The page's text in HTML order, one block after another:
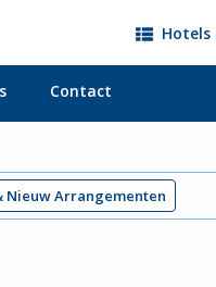
Hotels
Contact
Nieuw Arrangementen